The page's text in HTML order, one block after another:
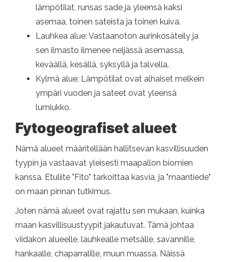
lämpötilat, runsas sade ja yleensä kaksi
asemaa, toinen sateista ja toinen kuiva.
Lauhkea alue: Vastaanoton aurinkosäteily ja
sen ilmasto ilmenee neljässä asemassa,
keväällä, kesällä, syksyllä ja talvella.
Kylmä alue: Lämpötilat ovat alhaiset melkein
ympäri vuoden ja sateet ovat yleensä
lumiukko.
Fytogeografiset alueet
Nämä alueet määritellään hallitsevan kasvillisuuden
tyypin ja vastaavat yleisesti maapallon biomien
kanssa. Etuliite "Fito" tarkoittaa kasvia, ja "maantiede"
on maan pinnan tutkimus.
Joten nämä alueet ovat rajattu sen mukaan, kuinka
maan kasvillisuustyypit jakautuvat. Tämä johtaa
viidakon alueelle, lauhkealle metsälle, savannille,
hankaalle, chaparralille, muun muassa. Näissä